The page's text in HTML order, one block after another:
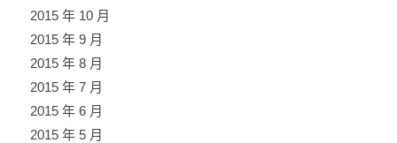
2015 年 10 月
2015 年 9 月
2015 年 8 月
2015 年 7 月
2015 年 6 月
2015 年 5 月